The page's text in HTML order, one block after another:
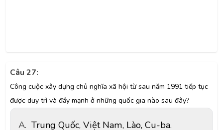
Câu 27:
Công cuộc xây dựng chủ nghĩa xã hội từ sau năm 1991 tiếp tục
được duy trì và đẩy mạnh ở những quốc gia nào sau đây?
A. Trung Quốc, Việt Nam, Lào, Cu-ba.